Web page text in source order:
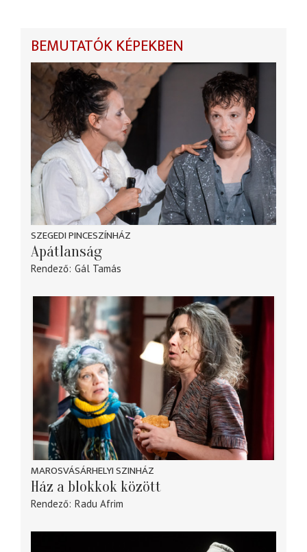
BEMUTATÓK KÉPEKBEN
SZEGEDI PINCESZÍNHÁZ
Apátlanság
Rendező Gál Tamás
MAROSVÁSÁRHELYI SZINHÁZ
Ház a blokkok között
Rendező Radu Afrim